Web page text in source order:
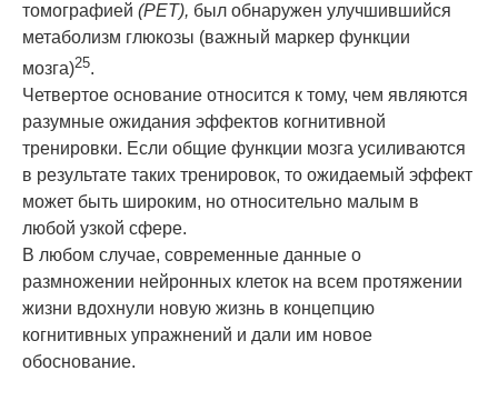
томографией (PET), был обнаружен улучшившийся
метаболизм глюкозы (важный маркер функции
мозга)25.
Четвертое основание относится к тому, чем являются
разумные ожидания эффектов когнитивной
тренировки. Если общие функции мозга усиливаются
в результате таких тренировок, то ожидаемый эффект
может быть широким, но относительно малым в
любой узкой сфере.
В любом случае, современные данные о
размножении нейронных клеток на всем протяжении
жизни вдохнули новую жизнь в концепцию
когнитивных упражнений и дали им новое
обоснование.